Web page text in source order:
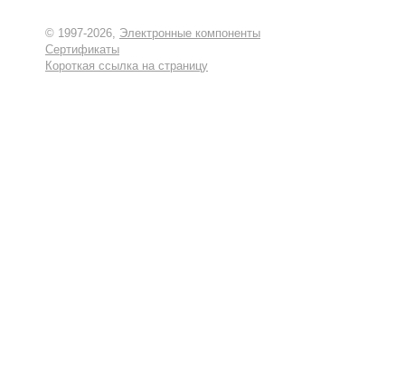
© 1997-2026, Электронные компоненты
Сертификаты
Короткая ссылка на страницу